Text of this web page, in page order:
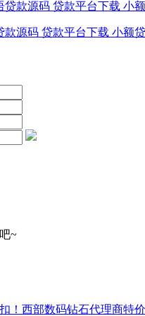
源码 贷款平台下载 小额
~